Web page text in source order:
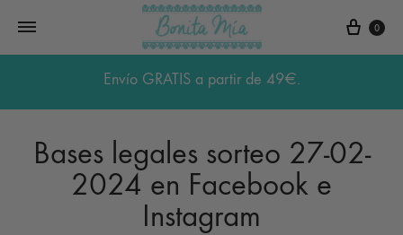
0
Envío GRATIS a partir de 49€.
Bases legales sorteo 27-02-
2024 en Facebook e
Instagram